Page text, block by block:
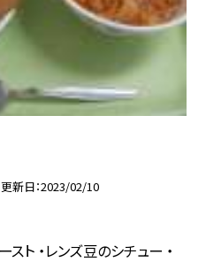
更新日 2023/02/10
ト ・レンズ豆のシチュー ・